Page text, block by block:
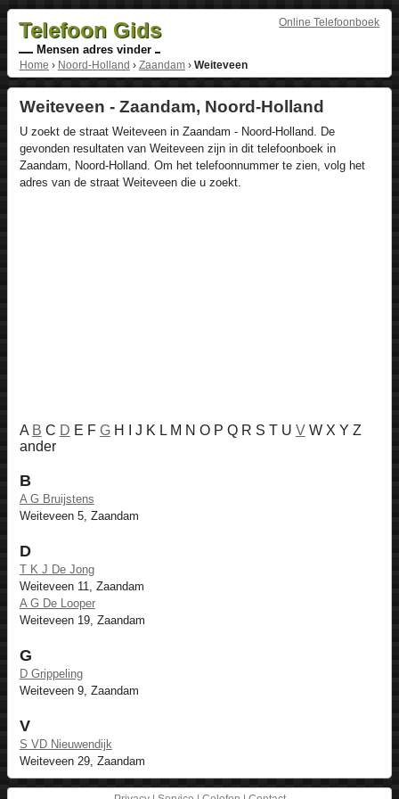
Online Telefoonboek
Telefoon Gids
Mensen adres vinder
Home › Noord-Holland › Zaandam› Weiteveen
Weiteveen - Zaandam, Noord-Holland
U zoekt de straat Weiteveen in Zaandam - Noord-Holland. De
gevonden resultaten van Weiteveen zijn in dit telefoonboek in
Zaandam, Noord-Holland. Om het telefoonnummer te zien, volg het
adres van de straat Weiteveen die u zoekt.
A B C D E F GH I J K L M N O P Q R S T U V W X Y Z
ander
B
A G Bruijstens
Weiteveen 5, Zaandam
D
T K J De Jong
Weiteveen 11, Zaandam
A G De Looper
Weiteveen 19, Zaandam
G
D Grippeling
Weiteveen 9, Zaandam
V
S VD Nieuwendijk
Weiteveen 29, Zaandam